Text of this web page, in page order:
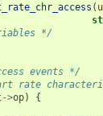
(
*/
events */
rate
->op) {